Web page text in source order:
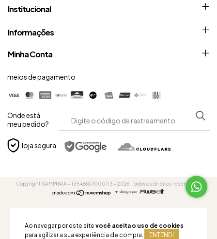
Ao navegar por este site você aceita o uso de cookies
para agilizar a sua experiência de compra.
ENTENDI
Institucional
Informações
Minha Conta
meios de pagamento
Onde está
meu pedido?
loja segura
Copyright SAMPRAIA - 13546607000113 - 2026. Todos os direitos reservados.